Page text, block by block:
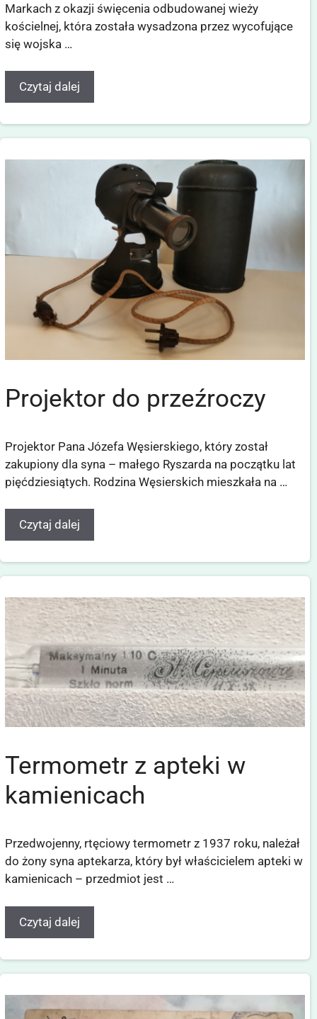
Markach z okazji święcenia odbudowanej wieży
kościelnej, która została wysadzona przez wycofujące
się wojska …
Czytaj dalej
Projektor do przeźroczy
Projektor Pana Józefa Węsierskiego, który został
zakupiony dla syna – małego Ryszarda na początku lat
pięćdziesiątych. Rodzina Węsierskich mieszkała na …
Czytaj dalej
Termometr z apteki w
kamienicach
Przedwojenny, rtęciowy termometr z 1937 roku, należał
do żony syna aptekarza, który był właścicielem apteki w
kamienicach – przedmiot jest …
Czytaj dalej